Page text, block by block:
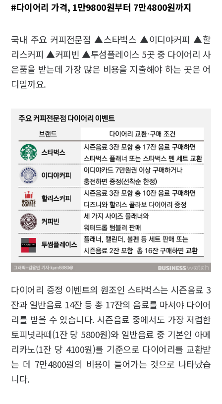
#다이어리 가격, 1만9800원부터 7만4800원까지
국내 주요 커피전문점 ▲스타벅스 ▲이디야커피 ▲할
리스커피 ▲커피빈 ▲투섬플레이스 5곳 중 다이어리 사
은품을 받는데 가장 많은 비용을 지출해야 하는 곳은 어
디일까요.
다이어리 증정 이벤트의 원조인 스타벅스는 시즌음료 3
잔과 일반음료 14잔 등 총 17잔의 음료를 마셔야 다이어
리를 받을 수 있습니다. 시즌음료 중에서도 가장 저렴한
토피넛라떼(1잔 당 5800원)와 일반음료 중 기본인 아메
리카노(1잔 당 4100원)를 기준으로 다이어리를 교환받
는 데 7만4800원의 비용이 들어가는 것으로 나타났습
니다.